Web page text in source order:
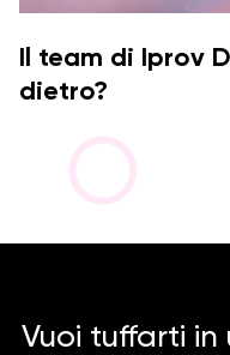
Il team di Iprov
dietro?
Vuoi tuffarti